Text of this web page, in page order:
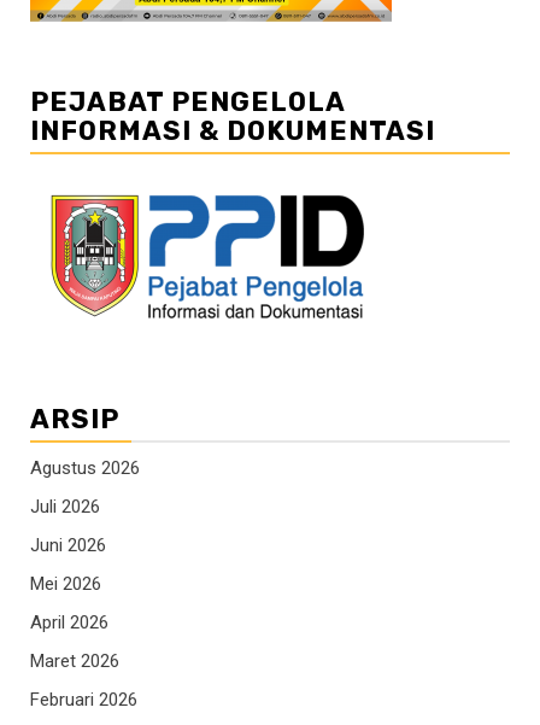
PEJABAT PENGELOLA
INFORMASI & DOKUMENTASI
ARSIP
Agustus 2026
Juli 2026
Juni 2026
Mei 2026
April 2026
Maret 2026
Februari 2026